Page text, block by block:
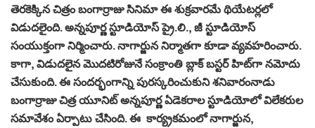
తెరకెక్కిన చిత్రం బంగార్రాజు సినిమా ఈ శుక్ర‌వార‌మే థియేట‌ర్ల‌లో
విడుద‌లైంది. అన్నపూర్ణ స్టూడియోస్ ప్రై.లి., జీ స్టూడియోస్
సంయుక్తంగా నిర్మించారు. నాగార్జున నిర్మాతగా కూడా వ్యవహరించారు.
కాగా, విడుద‌లైన మొద‌టిరోజునే సంక్రాంతి బ్లాక్ బ‌స్ట‌ర్ హిట్‌గా న‌మోదు
చేసుకుంది. ఈ సంద‌ర్భంగాన్ని పుర‌స్క‌రించుకుని శ‌నివారంనాడు
బంగార్రాజు చిత్ర యూనిట్ అన్న‌పూర్ణ ఏడెక‌రాల స్టూడియోలో విలేక‌రుల
స‌మావేశం ఏర్పాటు చేసింది. ఈ కార్య్ర‌క‌మంలో నాగార్జున‌,